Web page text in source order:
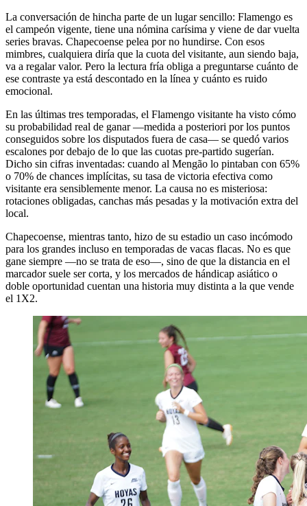
La conversación de hincha parte de un lugar sencillo: Flamengo es
el campeón vigente, tiene una nómina carísima y viene de dar vuelta
series bravas. Chapecoense pelea por no hundirse. Con esos
mimbres, cualquiera diría que la cuota del visitante, aun siendo baja,
va a regalar valor. Pero la lectura fría obliga a preguntarse cuánto de
ese contraste ya está descontado en la línea y cuánto es ruido
emocional.
En las últimas tres temporadas, el Flamengo visitante ha visto cómo
su probabilidad real de ganar —medida a posteriori por los puntos
conseguidos sobre los disputados fuera de casa— se quedó varios
escalones por debajo de lo que las cuotas pre-partido sugerían.
Dicho sin cifras inventadas: cuando al Mengão lo pintaban con 65%
o 70% de chances implícitas, su tasa de victoria efectiva como
visitante era sensiblemente menor. La causa no es misteriosa:
rotaciones obligadas, canchas más pesadas y la motivación extra del
local.
Chapecoense, mientras tanto, hizo de su estadio un caso incómodo
para los grandes incluso en temporadas de vacas flacas. No es que
gane siempre —no se trata de eso—, sino de que la distancia en el
marcador suele ser corta, y los mercados de hándicap asiático o
doble oportunidad cuentan una historia muy distinta a la que vende
el 1X2.